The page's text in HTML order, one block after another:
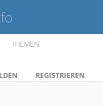
THEMEN
REGISTRIEREN